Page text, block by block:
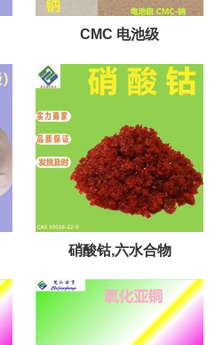
CMC 电池级
硝酸钴,六水合物